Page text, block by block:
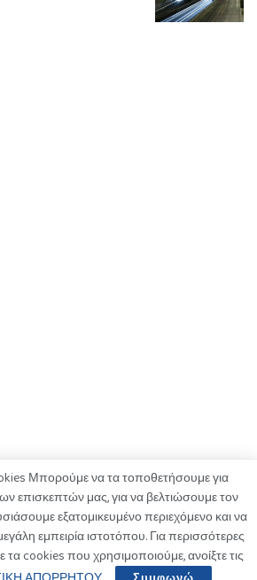
ΑΠΟΡΡΗΤΟΥ
ΔΙΑΦΗΜΙΣΗ
ΕΠΙΚΟΙΝΩΝΙΑ
Μπορούμε να τα τοποθετήσουμε για
επισκεπτών μας, για να βελτιώσουμε τον
εξατομικευμένο περιεχόμενο και να
εμπειρία ιστοτόπου. Για περισσότερες
τα cookies που χρησιμοποιούμε, ανοίξτε τις